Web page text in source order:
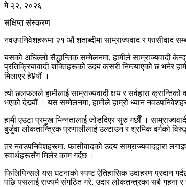
मे २२, २०२६
संक्षिप्त संस्करण
नवउपनिवेशहरूमा २१ औं शताब्दीमा साम्राज्यवाद र फासीवाद
यसको अघिल्लो सैद्धान्तिक सम्मेलनमा, हामीले साम्राज्यवादी
प्रतिक्रियावादी शक्तिहरूको उदय कसरी निम्त्याएको छ भनेर
मिलाएर हे¥यौं ।
त्यो छलफलले हामीलाई साम्राज्यवादी क्षय र सर्वहारा
भएको देख्यौं । यस सम्मेलनमा, हामीले हाम्रो ध्यान
हामी एउटा प्रमुख भिन्नतालाई जोडदिएर सुरु गर्छौं ।
बुर्जुवा लोकतान्त्रिक प्रणालीलाई उल्टाउन र श्रमिक वर्गको
तर नवउपनिवेशहरूमा, फासीवादको उदय साम्राज्यवादद्वारा
स्वार्थहरूसँग मिलेर काम गर्दछ ।
फिलिपिन्सले यस घटनाको स्पष्ट ऐतिहासिक उदाहरण प्रदान
पछि यसलाई राज्यमै संगठित गरे, उदार लोकतन्त्रका सबै गहना